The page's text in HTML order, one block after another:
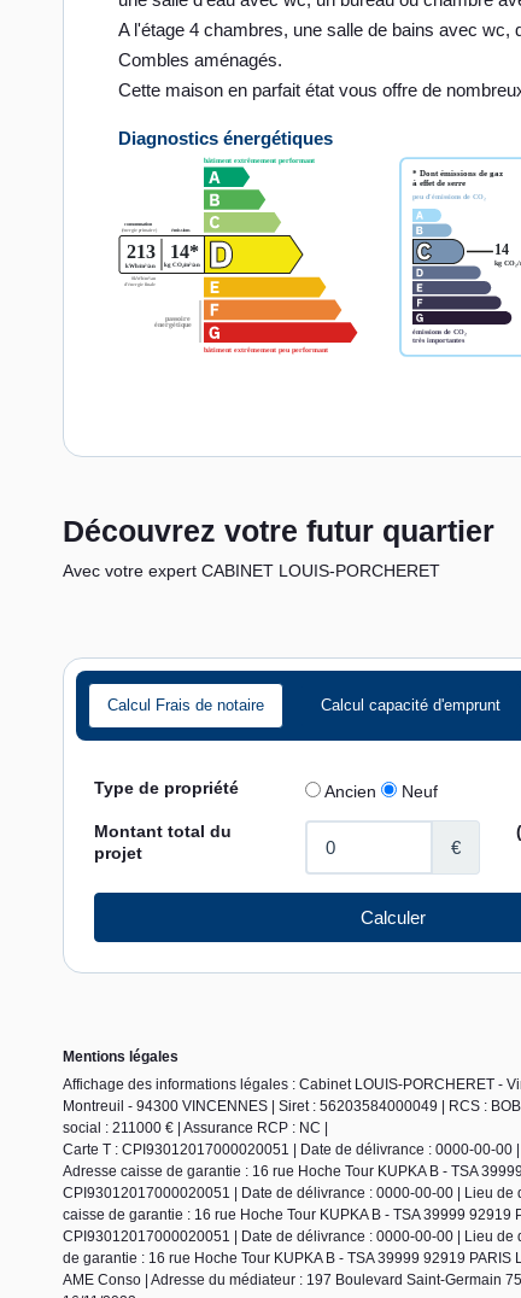
A l'étage 4 chambres, une salle de bains avec wc,
Combles aménagés.
Cette maison en parfait état vous offre de
Diagnostics énergétiques
Découvrez votre futur quartier
Avec votre expert CABINET LOUIS-PORCHERET
Calcul Frais de notaire Calcul capacité d'emprunt
Mentions légales
Affichage des informations légales : Cabinet LOUIS-PORCHERET -
Montreuil - 94300 VINCENNES | Siret : 56203584000049 | RCS :
social : 211000 € | Assurance RCP : NC |
Carte T : CPI93012017000020051 | Date de délivrance : 0000-00-
Adresse caisse de garantie : 16 rue Hoche Tour KUPKA B - TSA
CPI93012017000020051 | Date de délivrance : 0000-00-00 | Lieu
caisse de garantie : 16 rue Hoche Tour KUPKA B - TSA 39999
CPI93012017000020051 | Date de délivrance : 0000-00-00 | Lieu
de garantie : 16 rue Hoche Tour KUPKA B - TSA 39999 92919
AME Conso | Adresse du médiateur : 197 Boulevard Saint-Germain